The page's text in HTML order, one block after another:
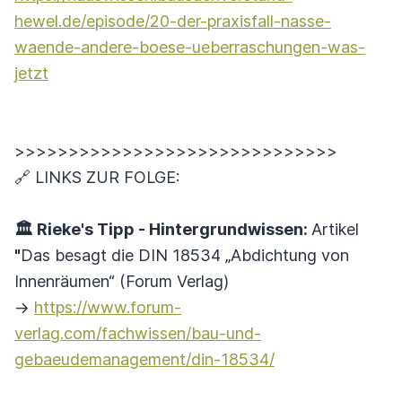
hewel.de/episode/20-der-praxisfall-nasse-
waende-andere-boese-ueberraschungen-was-
jetzt
>>>>>>>>>>>>>>>>>>>>>>>>>>>>>>
🔗 LINKS ZUR FOLGE:
🏛️ Rieke's Tipp - Hintergrundwissen: Artikel
"Das besagt die DIN 18534 „Abdichtung von
Innenräumen“ (Forum Verlag)
→ https://www.forum-
verlag.com/fachwissen/bau-und-
gebaeudemanagement/din-18534/